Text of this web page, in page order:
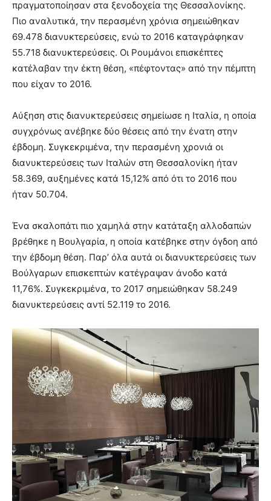
πραγματοποίησαν στα ξενοδοχεία της Θεσσαλονίκης.
Πιο αναλυτικά, την περασμένη χρόνια σημειώθηκαν
69.478 διανυκτερεύσεις, ενώ το 2016 καταγράφηκαν
55.718 διανυκτερεύσεις. Οι Ρουμάνοι επισκέπτες
κατέλαβαν την έκτη θέση, «πέφτοντας» από την πέμπτη
που είχαν το 2016.
Αύξηση στις διανυκτερεύσεις σημείωσε η Ιταλία, η οποία
συγχρόνως ανέβηκε δύο θέσεις από την ένατη στην
έβδομη. Συγκεκριμένα, την περασμένη χρονιά οι
διανυκτερεύσεις των Ιταλών στη Θεσσαλονίκη ήταν
58.369, αυξημένες κατά 15,12% από ότι το 2016 που
ήταν 50.704.
Ένα σκαλοπάτι πιο χαμηλά στην κατάταξη αλλοδαπών
βρέθηκε η Βουλγαρία, η οποία κατέβηκε στην όγδοη από
την έβδομη θέση. Παρ’ όλα αυτά οι διανυκτερεύσεις των
Βούλγαρων επισκεπτών κατέγραψαν άνοδο κατά
11,76%. Συγκεκριμένα, το 2017 σημειώθηκαν 58.249
διανυκτερεύσεις αντί 52.119 το 2016.